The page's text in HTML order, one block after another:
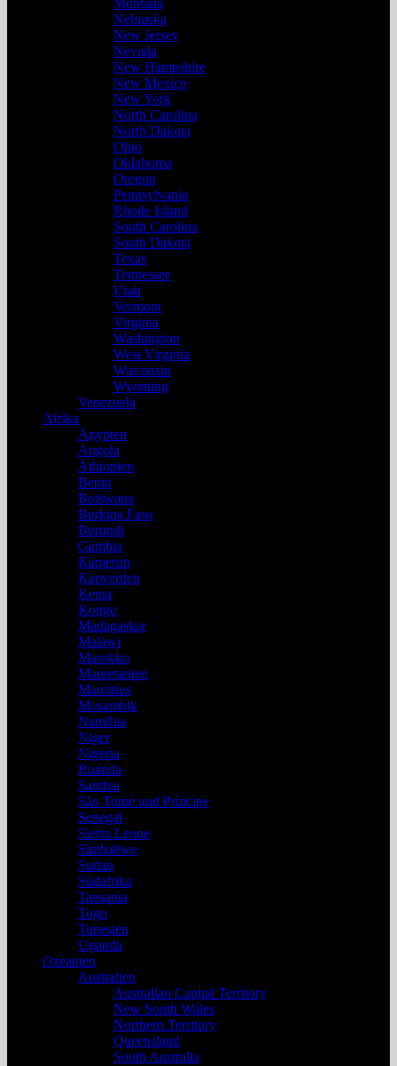
Montana
Nebraska
New Jersey
Nevada
New Hampshire
New Mexico
New York
North Carolina
North Dakota
Ohio
Oklahoma
Oregon
Pennsylvania
Rhode Island
South Carolina
South Dakota
Texas
Tennessee
Utah
Vermont
Virginia
Washington
West Virginia
Wisconsin
Wyoming
Venezuela
Afrika
Ägypten
Angola
Äthiopien
Benin
Botswana
Burkina Faso
Burundi
Gambia
Kamerun
Kapverden
Kenia
Kongo
Madagaskar
Malawi
Marokko
Mauretanien
Mauritius
Mosambik
Namibia
Niger
Nigeria
Ruanda
Sambia
São Tomé und Príncipe
Senegal
Sierra Leone
Simbabwe
Sudan
Südafrika
Tansania
Togo
Tunesien
Uganda
Ozeanien
Australien
Australian Capital Territory
New South Wales
Northern Territory
Queensland
South Australia